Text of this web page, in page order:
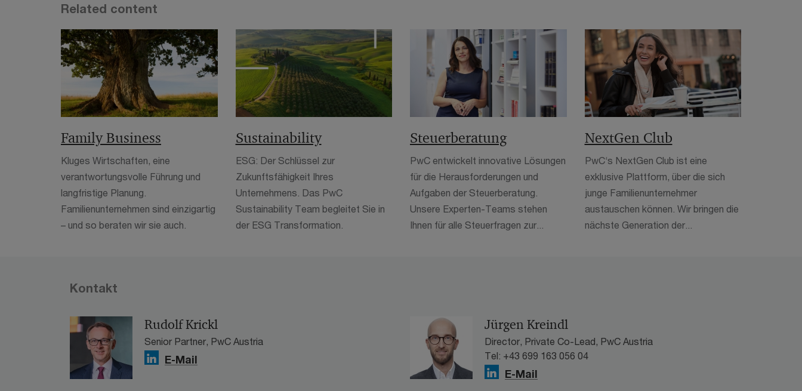
Related content
Family Business
Kluges Wirtschaften, eine
verantwortungsvolle Führung und
langfristige Planung.
Familienunternehmen sind einzigartig
– und so beraten wir sie auch.
Sustainability
ESG: Der Schlüssel zur
Zukunftsfähigkeit Ihres
Unternehmens. Das PwC
Sustainability Team begleitet Sie in
der ESG Transformation.
Steuerberatung
PwC entwickelt innovative Lösungen
für die Herausforderungen und
Aufgaben der Steuerberatung.
Unsere Experten-Teams stehen
Ihnen für alle Steuerfragen zur...
NextGen Club
PwC‘s NextGen Club ist eine
exklusive Plattform, über die sich
junge Familienunternehmer
austauschen können. Wir bringen die
nächste Generation der...
Kontakt
Rudolf Krickl
Senior Partner, PwC Austria
E-Mail
Jürgen Kreindl
Director, Private Co-Lead, PwC Austria
Tel: +43 699 163 056 04
E-Mail